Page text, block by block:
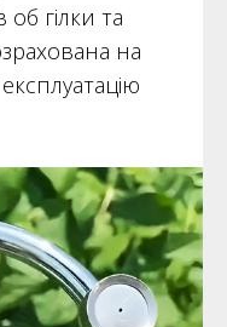
об гілки та
на